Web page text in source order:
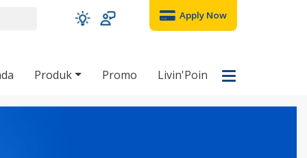
Apply Now
Produk Promo Livin'Poin